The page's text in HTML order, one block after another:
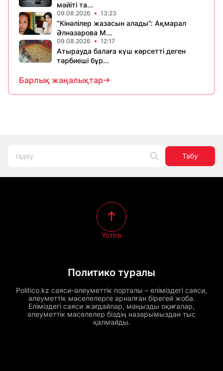
мәйіті та...
09.08.2026 13:23
“Кінәлілер жазасын алады”: Ақмарал
Әлназарова М...
09.08.2026 12:17
Атырауда балаға күш көрсетті деген
тәрбиеші бұр...
Барлық жаңалықтар
Табу
Политико туралы
Politico.kz саяси-әлеуметтік порталы – еліміздегі саяси,
әлеуметтік мәселелерге арналған бірегей жоба.
Еліміздегі саяси жағдайлар, маңызды оқиғалар,
әлеуметтік мәселелер біздің назарымыздан тыс
қалмайды.
Үстіге